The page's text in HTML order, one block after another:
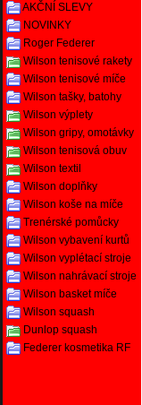
AKČNÍ SLEVY
NOVINKY
Roger Federer
Wilson tenisové rakety
Wilson tenisové míče
Wilson tašky, batohy
Wilson výplety
Wilson gripy, omotávky
Wilson tenisová obuv
Wilson textil
Wilson doplňky
Wilson koše na míče
Trenérské pomůcky
Wilson vybavení kurtů
Wilson vyplétací stroje
Wilson nahrávací stroje
Wilson basket míče
Wilson squash
Dunlop squash
Federer kosmetika RF